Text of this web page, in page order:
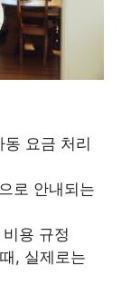
요금 처리
로 안내되는
용 규정
, 실제로는